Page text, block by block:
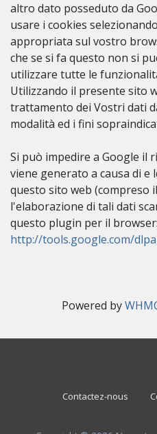
altro dato posseduto da
usare i cookies
appropriata sul vostro
che se si fa questo non si
utilizzare tutte le
Utilizzando il presente sito
trattamento dei Vostri dati
modalità ed i fini
Si può impedire a Google il
viene generato a causa di
questo sito web (compreso
l'elaborazione di tali dati
questo plugin per il browser:
http://tools.google.com/
Powered by
Contactez-nous